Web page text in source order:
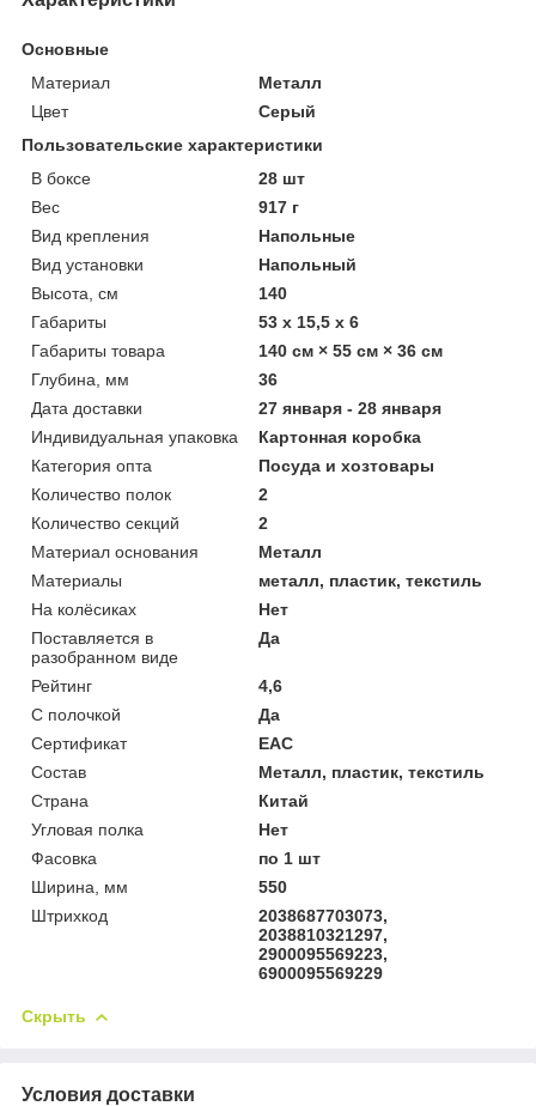
Основные
Материал
Металл
Цвет
Серый
Пользовательские характеристики
В боксе
28 шт
Вес
917 г
Вид крепления
Напольные
Вид установки
Напольный
Высота, см
140
Габариты
53 x 15,5 x 6
Габариты товара
140 см × 55 см × 36 см
Глубина, мм
36
Дата доставки
27 января - 28 января
Индивидуальная упаковка
Картонная коробка
Категория опта
Посуда и хозтовары
Количество полок
2
Количество секций
2
Материал основания
Металл
Материалы
металл, пластик, текстиль
На колёсиках
Нет
Поставляется в
разобранном виде
Да
Рейтинг
4,6
С полочкой
Да
Сертификат
ЕАС
Состав
Металл, пластик, текстиль
Страна
Китай
Угловая полка
Нет
Фасовка
по 1 шт
Ширина, мм
550
Штрихкод
2038687703073,
2038810321297,
2900095569223,
6900095569229
Скрыть
Условия доставки